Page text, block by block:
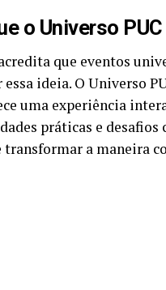
o Universo
que eventos
essa ideia. O Universo
uma experiência
práticas e
a maneira